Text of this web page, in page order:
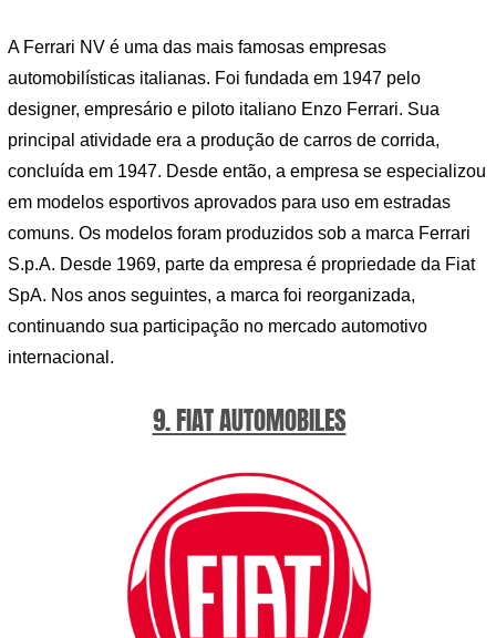
A Ferrari NV é uma das mais famosas empresas
automobilísticas italianas. Foi fundada em 1947 pelo
designer, empresário e piloto italiano Enzo Ferrari. Sua
principal atividade era a produção de carros de corrida,
concluída em 1947. Desde então, a empresa se especializou
em modelos esportivos aprovados para uso em estradas
comuns. Os modelos foram produzidos sob a marca Ferrari
S.p.A. Desde 1969, parte da empresa é propriedade da Fiat
SpA. Nos anos seguintes, a marca foi reorganizada,
continuando sua participação no mercado automotivo
internacional.
9. FIAT AUTOMOBILES